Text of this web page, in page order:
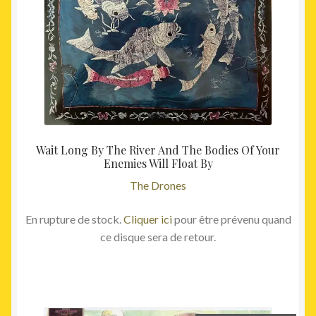
Wait Long By The River And The Bodies Of Your
Enemies Will Float By
The Drones
En rupture de stock. Cliquer icipour être prévenu quand
ce disque sera de retour.